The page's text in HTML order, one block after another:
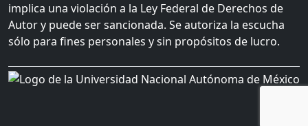
implica una violación a la Ley Federal de Derechos de
Autor y puede ser sancionada. Se autoriza la escucha
sólo para fines personales y sin propósitos de lucro.